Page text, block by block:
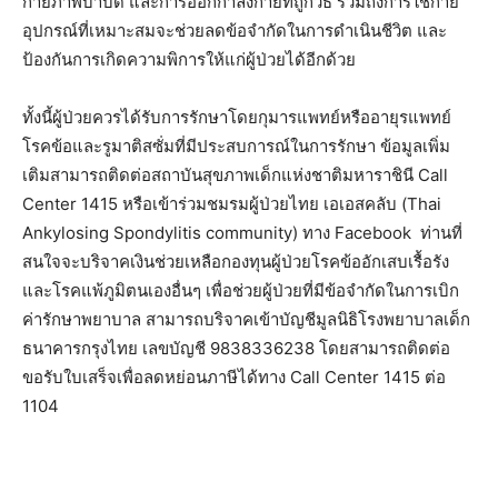
อุปกรณ์ที่เหมาะสมจะช่วยลดข้อจำกัดในการดำเนินชีวิต และ
ป้องกันการเกิดความพิการให้แก่ผู้ป่วยได้อีกด้วย
ทั้งนี้ผู้ป่วยควรได้รับการรักษาโดยกุมารแพทย์หรืออายุรแพทย์
โรคข้อและรูมาติสซั่มที่มีประสบการณ์ในการรักษา ข้อมูลเพิ่ม
เติมสามารถติดต่อสถาบันสุขภาพเด็กแห่งชาติมหาราชินี Call
Center 1415 หรือเข้าร่วมชมรมผู้ป่วยไทย เอเอสคลับ (Thai
Ankylosing Spondylitis community) ทาง Facebook ท่านที่
สนใจจะบริจาคเงินช่วยเหลือกองทุนผู้ป่วยโรคข้ออักเสบเรื้อรัง
และโรคแพ้ภูมิตนเองอื่นๆ เพื่อช่วยผู้ป่วยที่มีข้อจำกัดในการเบิก
ค่ารักษาพยาบาล สามารถบริจาคเข้าบัญชีมูลนิธิโรงพยาบาลเด็ก
ธนาคารกรุงไทย เลขบัญชี 9838336238 โดยสามารถติดต่อ
ขอรับใบเสร็จเพื่อลดหย่อนภาษีได้ทาง Call Center 1415 ต่อ
1104